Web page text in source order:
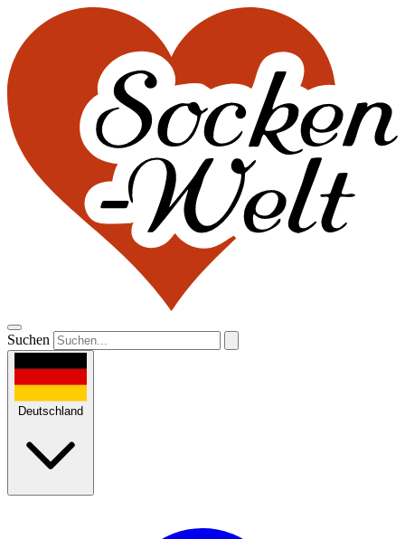
Suchen
Deutschland